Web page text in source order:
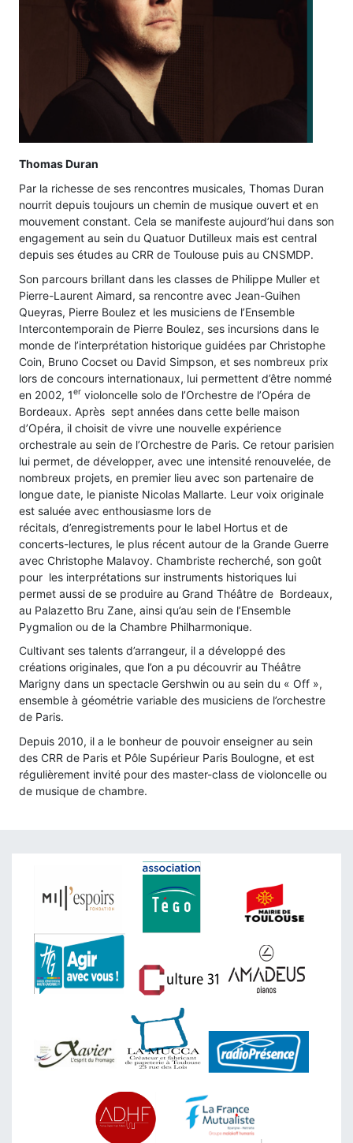
Thomas Duran
Par la richesse de ses rencontres musicales, Thomas Duran
nourrit depuis toujours un chemin de musique ouvert et en
mouvement constant. Cela se manifeste aujourd’hui dans son
engagement au sein du Quatuor Dutilleux mais est central
depuis ses études au CRR de Toulouse puis au CNSMDP.
Son parcours brillant dans les classes de Philippe Muller et
Pierre-Laurent Aimard, sa rencontre avec Jean-Guihen
Queyras, Pierre Boulez et les musiciens de l’Ensemble
Intercontemporain de Pierre Boulez, ses incursions dans le
monde de l’interprétation historique guidées par Christophe
Coin, Bruno Cocset ou David Simpson, et ses nombreux prix
lors de concours internationaux, lui permettent d’être nommé
en 2002, 1er violoncelle solo de l’Orchestre de l’Opéra de
Bordeaux. Après sept années dans cette belle maison
d’Opéra, il choisit de vivre une nouvelle expérience
orchestrale au sein de l’Orchestre de Paris. Ce retour parisien
lui permet, de développer, avec une intensité renouvelée, de
nombreux projets, en premier lieu avec son partenaire de
longue date, le pianiste Nicolas Mallarte. Leur voix originale
est saluée avec enthousiasme lors de
récitals, d’enregistrements pour le label Hortus et de
concerts-lectures, le plus récent autour de la Grande Guerre
avec Christophe Malavoy. Chambriste recherché, son goût
pour les interprétations sur instruments historiques lui
permet aussi de se produire au Grand Théâtre de Bordeaux,
au Palazetto Bru Zane, ainsi qu’au sein de l’Ensemble
Pygmalion ou de la Chambre Philharmonique.
Cultivant ses talents d’arrangeur, il a développé des
créations originales, que l’on a pu découvrir au Théâtre
Marigny dans un spectacle Gershwin ou au sein du « Off »,
ensemble à géométrie variable des musiciens de l’orchestre
de Paris.
Depuis 2010, il a le bonheur de pouvoir enseigner au sein
des CRR de Paris et Pôle Supérieur Paris Boulogne, et est
régulièrement invité pour des master-class de violoncelle ou
de musique de chambre.